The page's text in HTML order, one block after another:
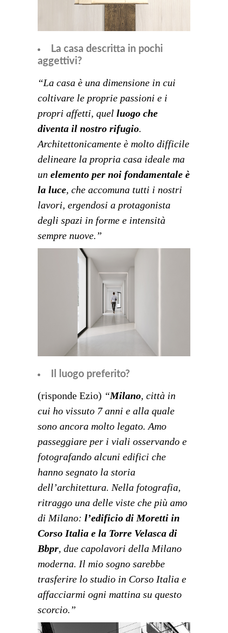
La casa descritta in pochi
aggettivi?
“La casa è una dimensione in cui
coltivare le proprie passioni e i
propri affetti, quel luogo che
diventa il nostro rifugio.
Architettonicamente è molto difficile
delineare la propria casa ideale ma
un elemento per noi fondamentale è
la luce, che accomuna tutti i nostri
lavori, ergendosi a protagonista
degli spazi in forme e intensità
sempre nuove.”
Il luogo preferito?
(risponde Ezio) “Milano, città in
cui ho vissuto 7 anni e alla quale
sono ancora molto legato.Amo
passeggiare per i viali osservando e
fotografando alcuni edifici che
hanno segnato la storia
dell’architettura. Nella fotografia,
ritraggo una delle viste che più amo
di Milano: l’edificio di Moretti in
Corso Italia e la Torre Velasca di
Bbpr, due capolavori della Milano
moderna. Il mio sogno sarebbe
trasferire lo studio in Corso Italia e
affacciarmi ogni mattina su questo
scorcio. ”